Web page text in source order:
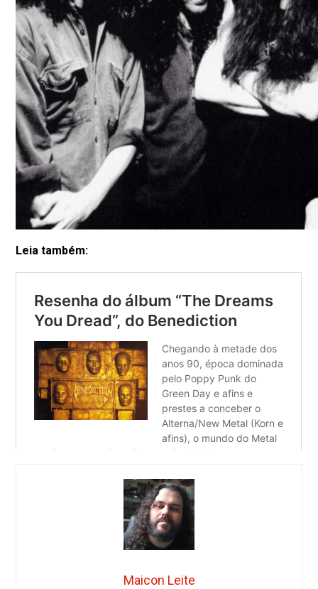
Leia também:
Maicon Leite